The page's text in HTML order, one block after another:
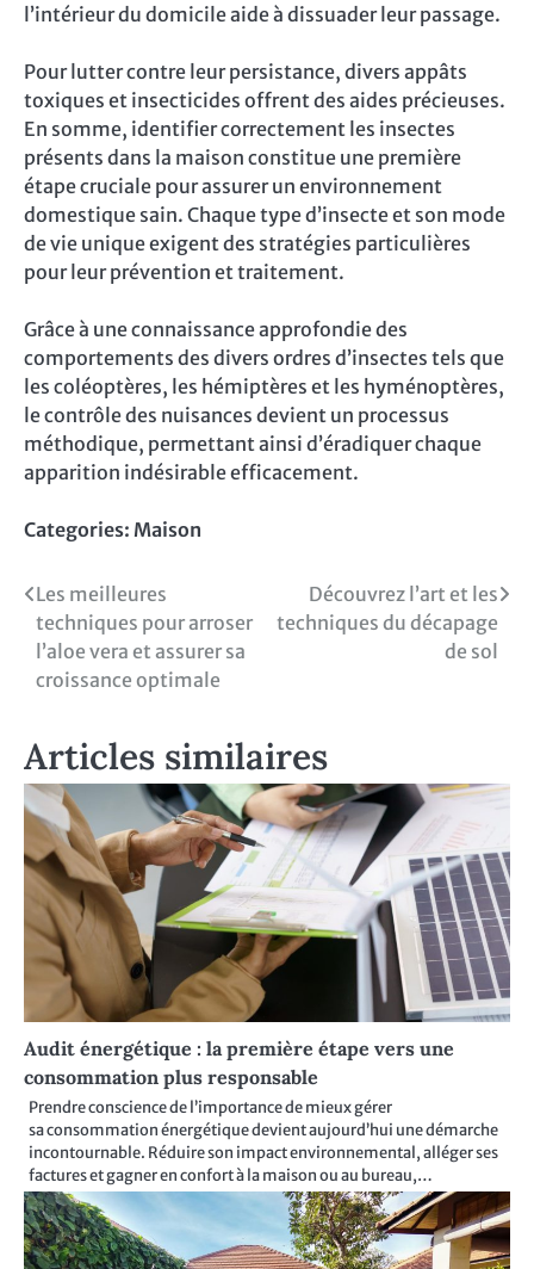
l’intérieur du domicile aide à dissuader leur passage.
Pour lutter contre leur persistance, divers appâts
toxiques et insecticides offrent des aides précieuses.
En somme, identifier correctement les insectes
présents dans la maison constitue une première
étape cruciale pour assurer un environnement
domestique sain. Chaque type d’insecte et son mode
de vie unique exigent des stratégies particulières
pour leur prévention et traitement.
Grâce à une connaissance approfondie des
comportements des divers ordres d’insectes tels que
les coléoptères, les hémiptères et les hyménoptères,
le contrôle des nuisances devient un processus
méthodique, permettant ainsi d’éradiquer chaque
apparition indésirable efficacement.
Categories: Maison
Navigation
de
l’article
Les meilleures
techniques pour arroser
l’aloe vera et assurer sa
croissance optimale
Découvrez l’art et les
techniques du décapage
de sol
Articles similaires
Audit énergétique : la première étape vers une
consommation plus responsable
Prendre conscience de l’importance de mieux gérer
sa consommation énergétique devient aujourd’hui une démarche
incontournable. Réduire son impact environnemental, alléger ses
factures et gagner en confort à la maison ou au bureau,…